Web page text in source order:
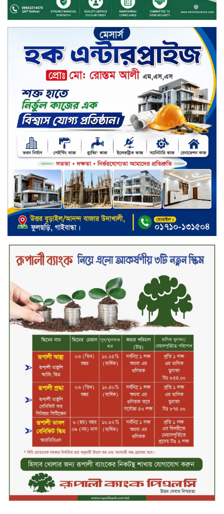
শিক্ষার্থীদের জন্য দারাজে এক্সক্লুসিভ
ডিসকাউন্ট নিয়ে আসছে রিয়েলমি
সি১০০এক্স
পরিবারের কাছে কিশোরের কান্নাজড়িত
কণ্ঠ শোনিয়ে ১২ লাখ টাকা মুক্তিপণ
দাবি, টাকা না পেয়ে শ্বাসরোধে হত্যা—
আলোচিত রাফিজ হত্যা মামলার অন্যতম
আসামি গাজীপুর থেকে গ্রেফতার
নড়াইলে বিএনপির ৬ নেতার
বহিষ্কারাদেশ প্রত্যাহার
দেশজুড়ে কেনাকাটায় সেরা অফার, ব্র্যান্ড
রাশ আওয়ার এবং এক্সক্লুসিভ পেমেন্ট
ডিসকাউন্ট নিয়ে এলো দারাজ ৮.৮ গ্রেট
৮ সেল
টাঙ্গাইল জেলা পরিষদের ২৩লাখ টাকার
অনুদান বিতরণ
ডিজিটাল স্ক্রিন ছেড়ে ফসলের মাঠে
শিক্ষার্থীরা; টাঙ্গাইলের মহিষমারা কলেজে
শান্তা পিনাকলে প্রিমিয়ার ব্যাংকের বোর্ড
সভা অনুষ্ঠিত
কাফরুলে মুক্তিযোদ্ধা কল্যাণ সমিতিতে
ইশতিয়াক আজিজ উলফাতের কোটি
টাকার দুর্নীতি, ফ্ল্যাট দখলের অপচেষ্টা ও
ব্যাংকিং খাত স্থিতিশীল করতে ১৮ মাসের
পরিকল্পনা কেন্দ্রীয় ব্যাংকের